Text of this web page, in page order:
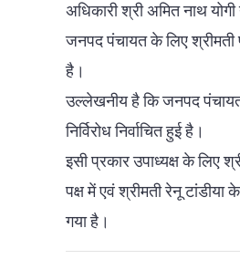
अधिकारी श्री अमित नाथ
जनपद पंचायत के लिए श्रीमती
है।
उल्लेखनीय है कि जनपद पंचायत
निर्विरोध निर्वाचित हुई है।
इसी प्रकार उपाध्यक्ष के लिए
पक्ष में एवं श्रीमती रेनू
गया है।